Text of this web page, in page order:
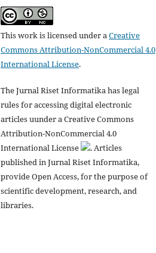
This work is licensed under aCreative
Commons Attribution-NonCommercial 4.0
International License.
The Jurnal Riset Informatika has legal
rules for accessing digital electronic
articles uunder a Creative Commons
Attribution-NonCommercial 4.0
International License
. Articles
published in Jurnal Riset Informatika,
provide Open Access, for the purpose of
scientific development, research, and
libraries.